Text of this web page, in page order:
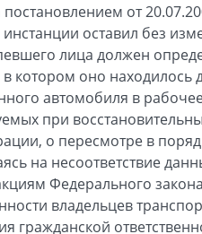
от
оставил без
лица должен
котором оно находилось
автомобиля в
при
о пересмотре в
на несоответствие
Федерального
владельцев
гражданской